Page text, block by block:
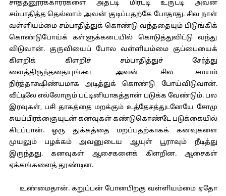
சாத்தனூர்க்காரர்களை அதட்டி மிரட்டி உருட்டி அவன்
சம்பாதித்த தெல்லாம் அவன் குடிப்பதற்கே போதாது. சில நாள்
வள்ளியம்மை சம்பாதித்துக் கொண்டு வந்ததையும் பிடுங்கிக்
கொண்டுபோய்க் கள்ளுக்கடையில் கொடுத்துவிட்டு வந்து
விடுவான். குருவியைப் போல வள்ளியம்மை குப்பையைக்
கிளறிக் கிளறிச் சம்பாதித்துச் சேர்த்து
வைத்திருந்ததையுங்கூட அவன் சில சமயம்
நிர்த்தாக்ஷிண்யமாக அடித்துக் கொண்டு போய்விடுவான்.
வீட்டிலே எல்லோரும் பட்டினியாகத்தான் படுக்க வேண்டும். பல
இரவுகள், பசி தாகத்தை மறக்கும் உத்தேசத்துடனேயே சோமு
சுயப்பிரக்ஞையுடன் கனவுகள் கண்டுகொண்டே படுக்கையில்
கிடப்பான். ஒரு துக்கத்தை மறப்பதற்காகக் கனவுகளை
முயலும் பழக்கம் அவனுடைய ஆயுள் பூராவும் நீடித்து
இருந்தது. கனவுகள் ஆசைகளைக் கிளறின. ஆசைகள்
ஏக்கங்களைத் தூண்டின.
உண்மைதான். கறுப்பன் போனபிறகு வள்ளியம்மை ஏதோ